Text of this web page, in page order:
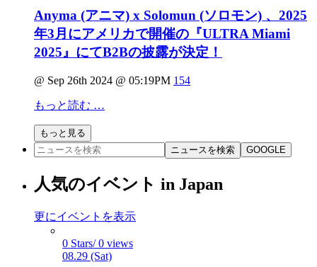
Anyma (アニマ) x Solomun (ソロモン) 、2025
年3月にアメリカで開催の『ULTRA Miami
2025』にてB2Bの披露が決定！
@ Sep 26th 2024 @ 05:19PM 154
もっと読む …
もっと見る
ニュースを検索
GOOGLE
人気のイベント in Japan
更にイベントを表示
0 Stars/ 0 views
08.29 (Sat)